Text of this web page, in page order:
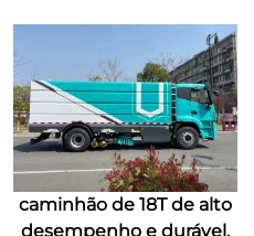
caminhão de 18T de alto
desempenho e durável,